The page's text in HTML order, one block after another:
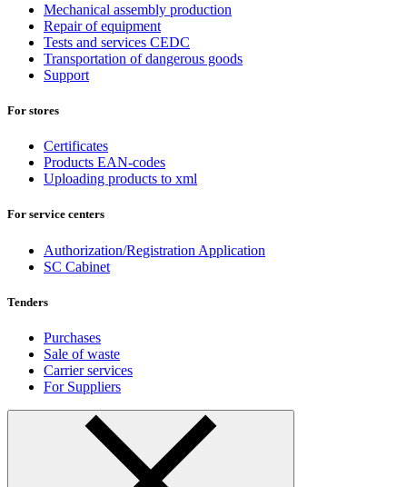
Mechanical assembly production
Repair of equipment
Tests and services CEDC
Transportation of dangerous goods
Support
For stores
Certificates
Products EAN-codes
Uploading products to xml
For service centers
Authorization/Registration Application
SC Cabinet
Tenders
Purchases
Sale of waste
Carrier services
For Suppliers